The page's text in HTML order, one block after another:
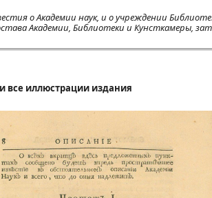
о Академии наук, и о учреждении
Академии, Библиотеки и Кунсткамеры,
все иллюстрации издания